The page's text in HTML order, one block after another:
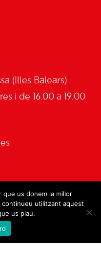
(Illes Balears)
i de 16.00 a 19.00
us donem la millor
utilitzant aquest
us plau.